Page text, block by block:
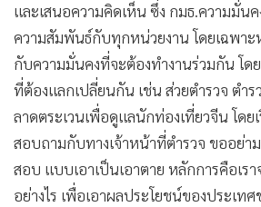
และเสนอความคิดเห็น ซึ่ง กมธ.ความมั่น
ความสัมพันธ์กับทุกหน่วยงาน โดยเฉพาะ
กับความมั่นคงที่จะต้องทำงานร่วมกัน โด
ที่ต้องแลกเปลี่ยนกัน เช่น ส่วยตำรวจ ตำ
ลาดตระเวนเพื่อดูแลนักท่องเที่ยวจีน โดย
สอบถามกับทางเจ้าหน้าที่ตำรวจ ขออย่าม
สอบ แบบเอาเป็นเอาตาย หลักการคือเร
อย่างไร เพื่อเอาผลประโยชน์ของประเท